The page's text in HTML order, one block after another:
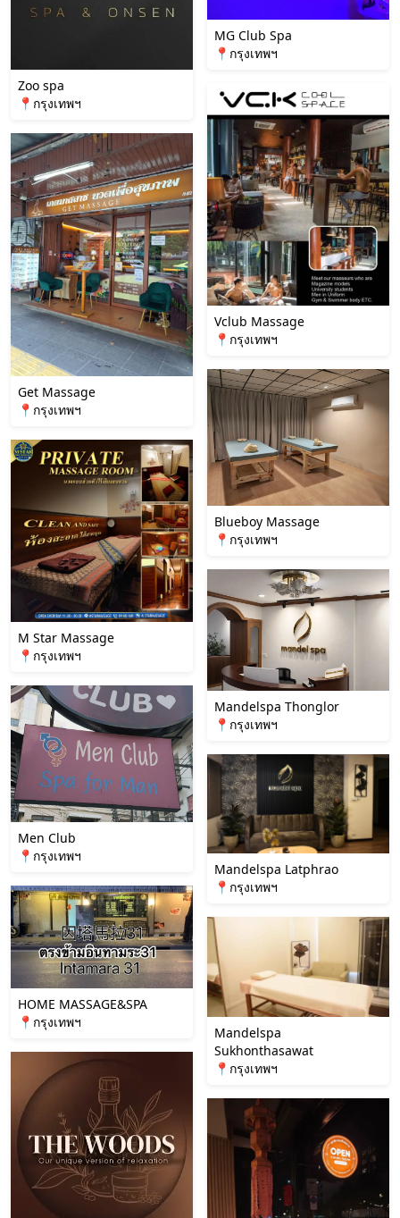
Zoo spa
📍กรุงเทพฯ
Get Massage
📍กรุงเทพฯ
M Star Massage
📍กรุงเทพฯ
Men Club
📍กรุงเทพฯ
HOME MASSAGE&SPA
📍กรุงเทพฯ
MG Club Spa
📍กรุงเทพฯ
Vclub Massage
📍กรุงเทพฯ
Blueboy Massage
📍กรุงเทพฯ
Mandelspa Thonglor
📍กรุงเทพฯ
Mandelspa Latphrao
📍กรุงเทพฯ
Mandelspa
Sukhonthasawat
📍กรุงเทพฯ